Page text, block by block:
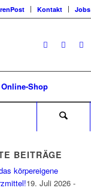
Kontakt Jobs
Online-Shop
BEITRÄGE
körpereigene
19. Juli 2026 -